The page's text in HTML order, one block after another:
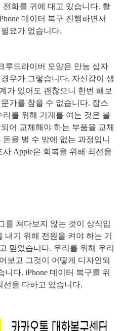
화를 귀에 대고 있습니다. 촬
데이터 복구 진행하면서
요가 없습니다.
루드라이버 모양은 만능 십자
우가 그렇습니다. 자신감이 생
가 있어도 괜찮으니 한번 해보
가를 참을 수 없습니다. 잡스
리를 위해 기계를 여는 것은 불
어 교체해야 하는 부품을 교체
을 벌 수 밖에 없는 과정입니
사 Apple은 회복을 위해 최선을
를 쳐다보지 않는 것이 상식입
내기 위해 전원을 켜야 하는 기
믿었습니다. 우리를 위해 우리
보고 그것이 어떻게 디자인되
니다. iPhone 데이터 복구를 위
선을 다하고 있습니다.